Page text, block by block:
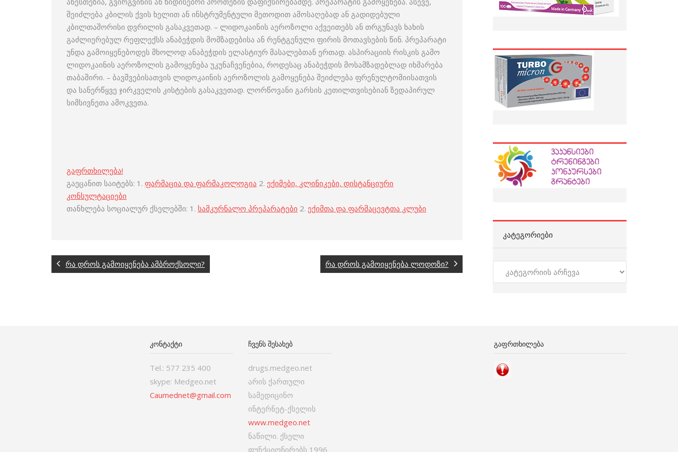
შეიძლება კბილის ქვის ხელით ან ინსტრუმენტული მეთოდით ამოსაღებად ან გადიდებული
კბილთაშორისი დვრილის გასაკვეთად. – ლიდოკაინის აეროზოლი აქვეითებს ან თრგუნავს ხახის
გაძლიერებულ რეფლექსს ანაბეჭდის მომზადებისა ან რენტგენული ფირის მოთავსების წინ. პრეპარატი
უნდა გამოიყენებოდეს მხოლოდ ანაბეჭდის ელასტიურ მასალებთან ერთად. ასპირაციის რისკის გამო
ლიდოკაინის აეროზოლის გამოყენება უკუნაჩვენებია, როდესაც ანაბეჭდის მოსამზადებლად იხმარება
თაბაშირი. – ბავშვებისათვის ლიდოკაინის აეროზოლის გამოყენება შეიძლება ფრენულტომიისათვის
და სანერწყვე ჯირკველის კისტების გასაკვეთად. ლორწოვანი გარსის კეთილთვისებიან ზედაპირულ
სიმსივნეთა ამოკვეთა.
გაფრთხილება!
გაეცანით საიტებს: 1. ფარმაცია და ფარმაკოლოგია 2. ექიმები, კლინიკები, დისტანციური
კონსულტაციები
თანხლება სოციალურ ქსელებში: 1. სამკურნალო პრეპარატები 2. ექიმთა და ფარმაცევტთა კლუბი
რა დროს გამოიყენება ამბროქსოლი? რა დროს გამოიყენება ლოდოზი?
ᲙᲐᲢᲔᲒᲝᲠᲘᲔᲑᲘ
კატეგორიები
ᲙᲝᲜᲢᲐᲥᲢᲘ
Tel.: 577 235 400
skype: Medgeo.net
Caumednet@gmail.com
ᲩᲕᲔᲜᲡ ᲨᲔᲡᲐᲮᲔᲑ
drugs.medgeo.net
არის ქართული
სამედიცინო
ინტერნეტ-ქსელის
www.medgeo.net
ნაწილი. ქსელი
ფუნქციონირებს 1996
ᲒᲐᲤᲠᲗᲮᲘᲚᲔᲑᲐ